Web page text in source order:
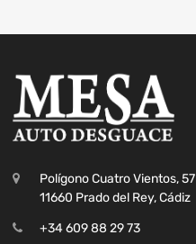
Polígono Cuatro Vientos, 57
11660 Prado del Rey, Cádiz
+34 609 88 29 73